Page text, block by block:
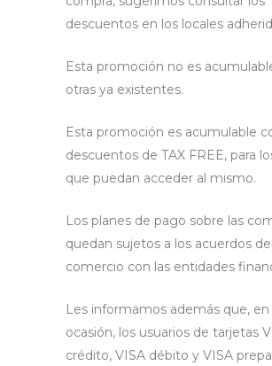
descuentos en los locales
Esta promoción no es
otras ya existentes.
Esta promoción es acumulable
descuentos de TAX FREE, para
que puedan acceder al mismo.
Los planes de pago sobre las
quedan sujetos a los acuerdos
comercio con las entidades
Les informamos además que, en
ocasión, los usuarios de tarjetas
crédito, VISA débito y VISA